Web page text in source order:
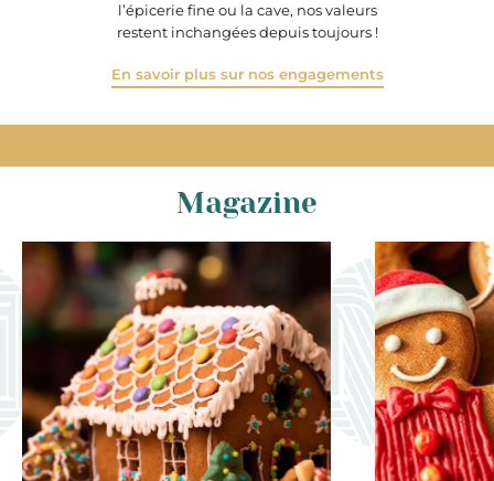
l’épicerie fine ou la cave, nos valeurs
restent inchangées depuis toujours !
En savoir plus sur nos engagements
Magazine